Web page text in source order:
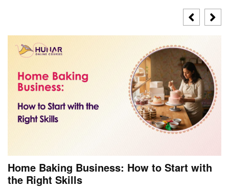
Home Baking Business: How to Start with
the Right Skills